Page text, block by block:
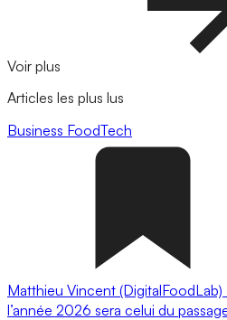
Voir plus
Articles les plus lus
Business FoodTech
Matthieu Vincent
l’année 2026 sera celui du